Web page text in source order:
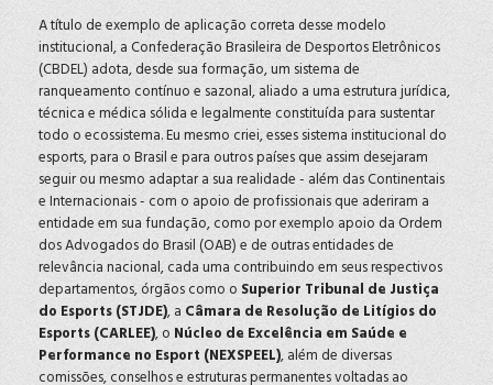
A título de exemplo de aplicação correta desse modelo
institucional, a Confederação Brasileira de Desportos Eletrônicos
(CBDEL) adota, desde sua formação, um sistema de
ranqueamento contínuo e sazonal, aliado a uma estrutura jurídica,
técnica e médica sólida e legalmente constituída para sustentar
todo o ecossistema. Eu mesmo criei, esses sistema institucional do
esports, para o Brasil e para outros países que assim desejaram
seguir ou mesmo adaptar a sua realidade - além das Continentais
e Internacionais - com o apoio de profissionais que aderiram a
entidade em sua fundação, como por exemplo apoio da Ordem
dos Advogados do Brasil (OAB) e de outras entidades de
relevância nacional, cada uma contribuindo em seus respectivos
departamentos, órgãos como o Superior Tribunal de Justiça
do Esports (STJDE), a Câmara de Resolução de Litígios do
Esports (CARLEE), o Núcleo de Excelência em Saúde e
Performance no Esport (NEXSPEEL), além de diversas
comissões, conselhos e estruturas permanentes voltadas ao